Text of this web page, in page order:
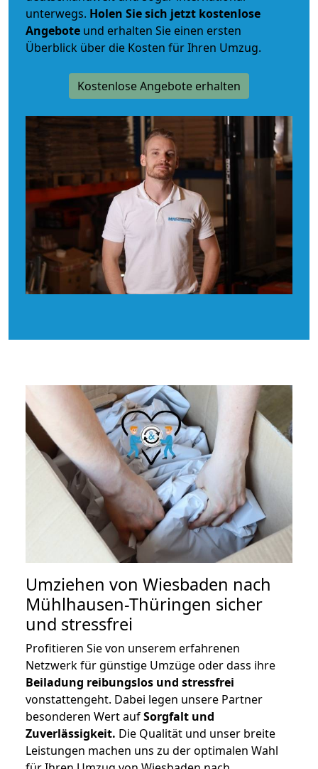
unterwegs. Holen Sie sich jetzt kostenlose
Angebote und erhalten Sie einen ersten
Überblick über die Kosten für Ihren Umzug.
Kostenlose Angebote erhalten
Umziehen von Wiesbaden nach
Mühlhausen-Thüringen sicher
und stressfrei
Profitieren Sie von unserem erfahrenen
Netzwerk für günstige Umzüge oder dass ihre
Beiladung reibungslos und stressfrei
vonstattengeht. Dabei legen unsere Partner
besonderen Wert aufSorgfalt und
Zuverlässigkeit. Die Qualität und unser breite
Leistungen machen uns zu der optimalen Wahl